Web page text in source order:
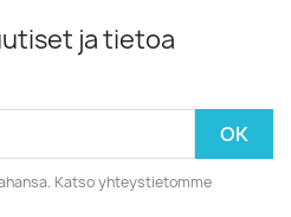
ja tietoa
Katso yhteystietomme